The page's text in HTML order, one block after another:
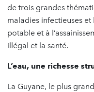
de trois grandes
maladies infectieuses et
potable et à
illégal et la santé.
L’eau, une richesse
La Guyane, le plus